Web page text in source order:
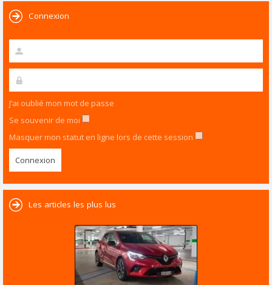
Connexion
J’ai oublié mon mot de passe
Se souvenir de moi
Masquer mon statut en ligne lors de cette session
Les articles les plus lus